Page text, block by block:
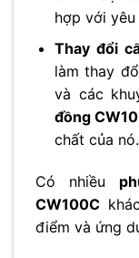
hợp với
Thay đổi
làm thay
và các
đồng
chất của nó.
Có nhiều
CW100C
điểm và ứng
No